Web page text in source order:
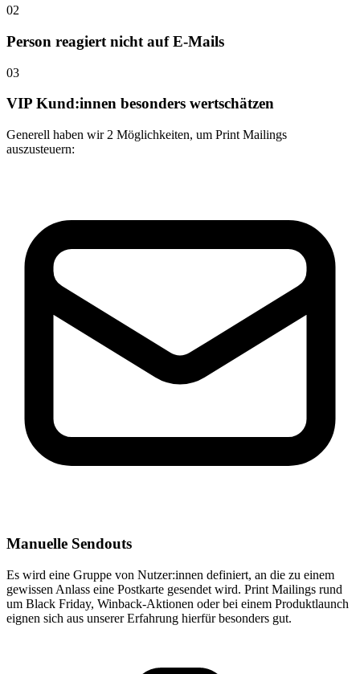
02
Person reagiert nicht auf E-Mails
03
VIP Kund:innen besonders wertschätzen
Generell haben wir 2 Möglichkeiten, um Print Mailings
auszusteuern:
Manuelle Sendouts
Es wird eine Gruppe von Nutzer:innen definiert, an die zu einem
gewissen Anlass eine Postkarte gesendet wird. Print Mailings rund
um Black Friday, Winback-Aktionen oder bei einem Produktlaunch
eignen sich aus unserer Erfahrung hierfür besonders gut.